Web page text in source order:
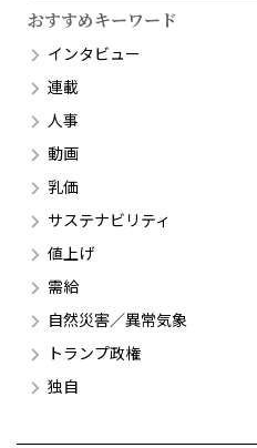
おすすめキーワード
インタビュー
連載
人事
動画
乳価
サステナビリティ
値上げ
需給
自然災害／異常気象
トランプ政権
独自